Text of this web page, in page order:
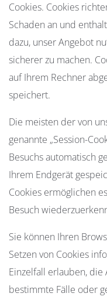
Cookies. Cookies
Schaden an und
dazu, unser Angebot
sicherer zu machen.
auf Ihrem Rechner
speichert.
Die meisten der von
genannte „Session-
Besuchs automatisch
Ihrem Endgerät
Cookies ermöglichen
Besuch
Sie können Ihren
Setzen von Cookies
Einzelfall erlauben, die
bestimmte Fälle oder